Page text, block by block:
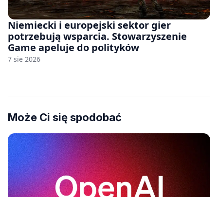
Niemiecki i europejski sektor gier
potrzebują wsparcia. Stowarzyszenie
Game apeluje do polityków
7 sie 2026
Może Ci się spodobać